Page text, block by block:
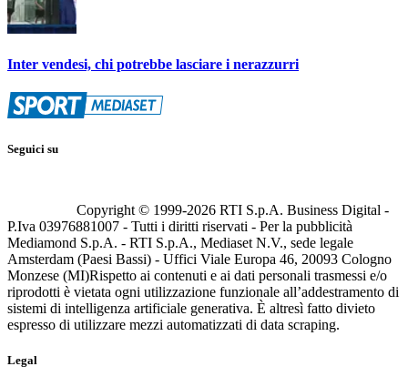
Inter vendesi, chi potrebbe lasciare i nerazzurri
Seguici su
Copyright © 1999-2026 RTI S.p.A. Business Digital -
P.Iva 03976881007 - Tutti i diritti riservati - Per la pubblicità
Mediamond S.p.A. - RTI S.p.A., Mediaset N.V., sede legale
Amsterdam (Paesi Bassi) - Uffici Viale Europa 46, 20093 Cologno
Monzese (MI)Rispetto ai contenuti e ai dati personali trasmessi e/o
riprodotti è vietata ogni utilizzazione funzionale all’addestramento di
sistemi di intelligenza artificiale generativa. È altresì fatto divieto
espresso di utilizzare mezzi automatizzati di data scraping.
Legal